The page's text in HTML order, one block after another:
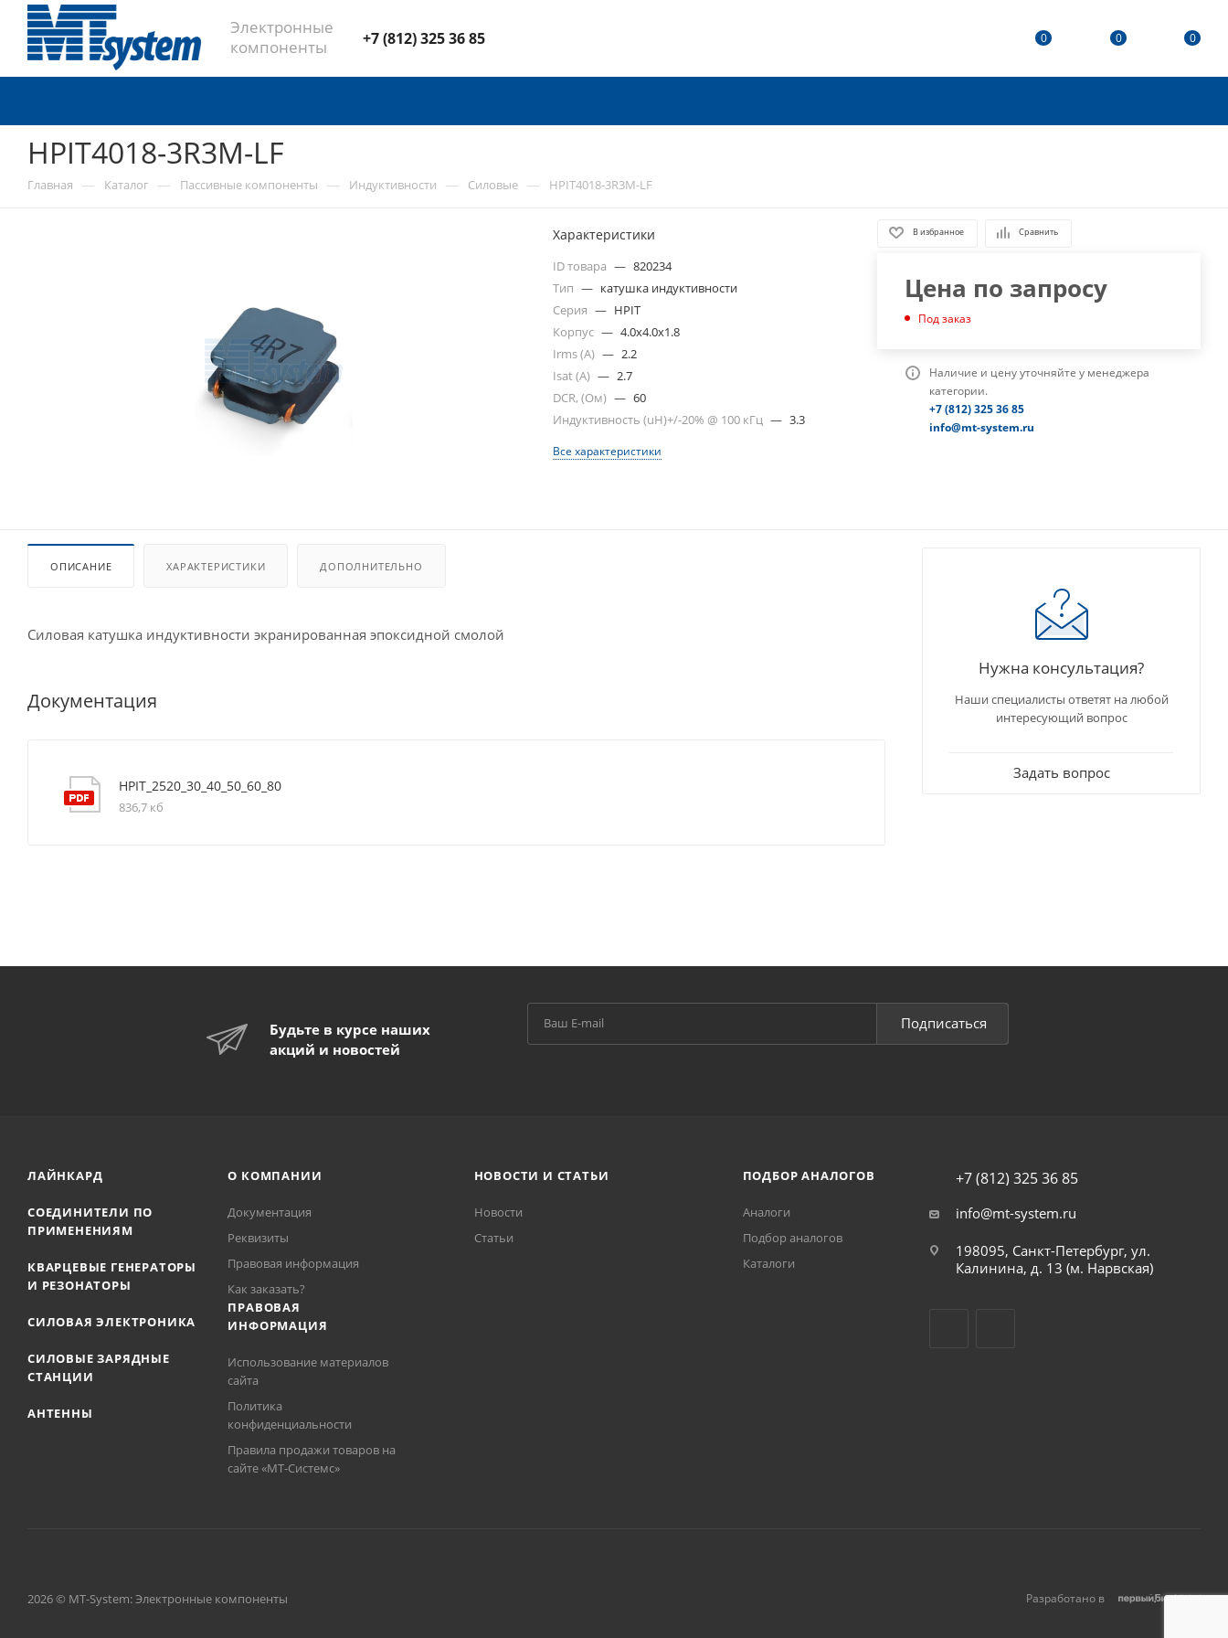
Электронные
компоненты
+7 (812) 325 36 85 0 0 0
HPIT4018-3R3M-LF
Главная — Каталог — Пассивные компоненты — Индуктивности — Силовые — HPIT4018-3R3M-LF
Характеристики
ID товара — 820234
Тип — катушка индуктивности
Серия — HPIT
Корпус — 4.0x4.0x1.8
Irms (A) — 2.2
Isat (A) — 2.7
DCR, (Ом) — 60
Индуктивность (uH)+/-20% @ 100 кГц — 3.3
Все характеристики
В избранное Сравнить
Цена по запросу
Под заказ
Наличие и цену уточняйте у менеджера
категории.
+7 (812) 325 36 85
info@mt-system.ru
ОПИСАНИЕ ХАРАКТЕРИСТИКИ ДОПОЛНИТЕЛЬНО
Силовая катушка индуктивности экранированная эпоксидной смолой
Документация
HPIT_2520_30_40_50_60_80
836,7 кб
Нужна консультация?
Наши специалисты ответят на любой
интересующий вопрос
Задать вопрос
Будьте в курсе наших
акций и новостей
Подписаться
ЛАЙНКАРД
СОЕДИНИТЕЛИ ПО
ПРИМЕНЕНИЯМ
КВАРЦЕВЫЕ ГЕНЕРАТОРЫ
И РЕЗОНАТОРЫ
СИЛОВАЯ ЭЛЕКТРОНИКА
СИЛОВЫЕ ЗАРЯДНЫЕ
СТАНЦИИ
АНТЕННЫ
О КОМПАНИИ
Документация
Реквизиты
Правовая информация
Как заказать?
ПРАВОВАЯ
ИНФОРМАЦИЯ
Использование материалов
сайта
Политика
конфиденциальности
Правила продажи товаров на
сайте «МТ-Системс»
НОВОСТИ И СТАТЬИ
Новости
Статьи
ПОДБОР АНАЛОГОВ
Аналоги
Подбор аналогов
Каталоги
+7 (812) 325 36 85
info@mt-system.ru
198095, Санкт-Петербург, ул.
Калинина, д. 13 (м. Нарвская)
2026 © MT-System: Электронные компоненты Разработано в